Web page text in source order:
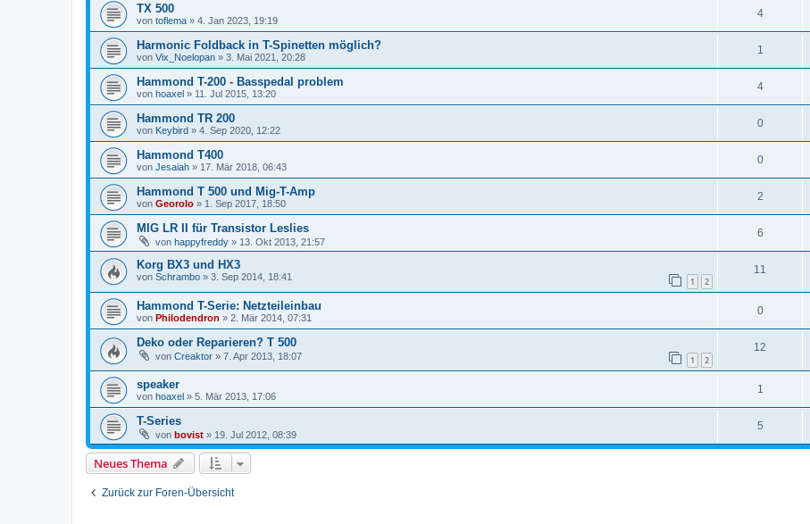
TX 500
von toflema » 4. Jan 2023, 19:19
4
Harmonic Foldback in T-Spinetten möglich?
von Vix_Noelopan » 3. Mai 2021, 20:28
1
Hammond T-200 - Basspedal problem
von hoaxel » 11. Jul 2015, 13:20
4
Hammond TR 200
von Keybird » 4. Sep 2020, 12:22
0
Hammond T400
von Jesaiah » 17. Mär 2018, 06:43
0
Hammond T 500 und Mig-T-Amp
von Georolo » 1. Sep 2017, 18:50
2
MIG LR II für Transistor Leslies
von happyfreddy » 13. Okt 2013, 21:57
6
Korg BX3 und HX3
von Schrambo » 3. Sep 2014, 18:41 1 2
11
Hammond T-Serie: Netzteileinbau
von Philodendron » 2. Mär 2014, 07:31
0
Deko oder Reparieren? T 500
von Creaktor » 7. Apr 2013, 18:07 1 2
12
speaker
von hoaxel » 5. Mär 2013, 17:06
1
T-Series
von bovist » 19. Jul 2012, 08:39
5
Neues Thema
Zurück zur Foren-Übersicht